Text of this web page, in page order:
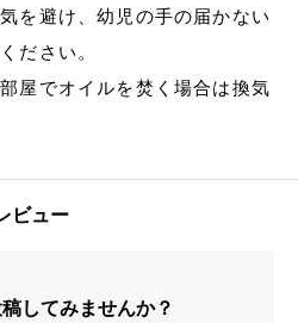
を避け、幼児の手の届かない
ださい。
屋でオイルを焚く場合は換気
ビュー
してみませんか？